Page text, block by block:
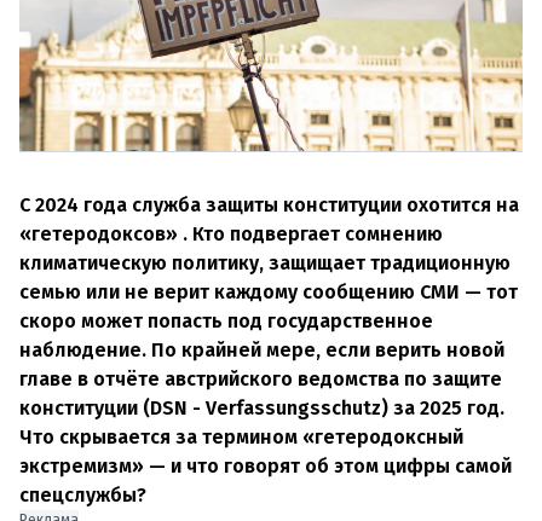
С 2024 года служба защиты конституции охотится на
«гетеродоксов» . Кто подвергает сомнению
климатическую политику, защищает традиционную
семью или не верит каждому сообщению СМИ — тот
скоро может попасть под государственное
наблюдение. По крайней мере, если верить новой
главе в отчёте австрийского ведомства по защите
конституции (DSN - Verfassungsschutz) за 2025 год.
Что скрывается за термином «гетеродоксный
экстремизм» — и что говорят об этом цифры самой
спецслужбы?